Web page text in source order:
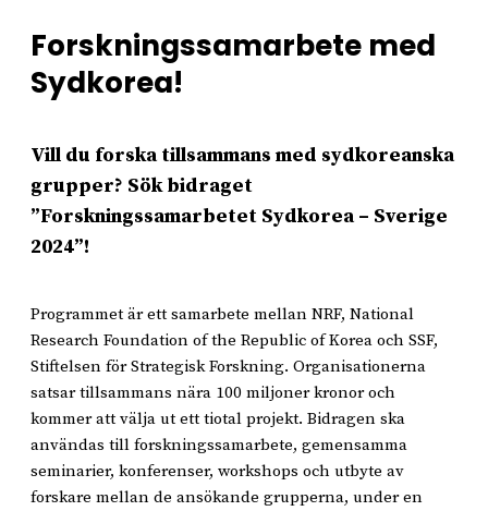
Forskningssamarbete med
Sydkorea!
Vill du forska tillsammans med sydkoreanska
grupper? Sök bidraget
”Forskningssamarbetet Sydkorea – Sverige
2024”!
Programmet är ett samarbete mellan NRF, National
Research Foundation of the Republic of Korea och SSF,
Stiftelsen för Strategisk Forskning. Organisationerna
satsar tillsammans nära 100 miljoner kronor och
kommer att välja ut ett tiotal projekt. Bidragen ska
användas till forskningssamarbete, gemensamma
seminarier, konferenser, workshops och utbyte av
forskare mellan de ansökande grupperna, under en